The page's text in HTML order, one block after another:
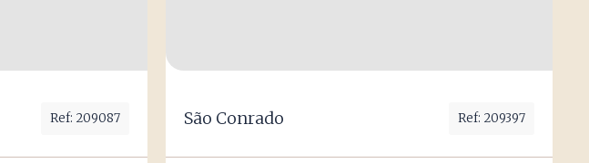
Ref: 209087 São Conrado Ref: 209397